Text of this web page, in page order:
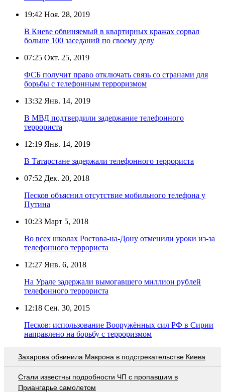
19:42 Ноя. 28, 2019
В Киеве обвиняемый в квартирных кражах сорвал
больше 100 заседаний по своему делу
07:25 Окт. 25, 2019
ФСБ получит право отключать связь со странами для
борьбы с телефонным терроризмом
13:32 Янв. 14, 2019
В МВД подтвердили задержание телефонного
террориста
12:19 Янв. 14, 2019
В Татарстане задержали телефонного террориста
07:52 Дек. 20, 2018
Песков объяснил отсутствие мобильного телефона у
Путина
10:23 Март 5, 2018
Во всех школах Ростова-на-Дону отменили уроки из-за
телефонного террориста
12:27 Янв. 6, 2018
На Урале задержали вымогавшего миллион рублей
телефонного террориста
12:18 Сен. 30, 2015
Песков: использование Вооружённых сил РФ в Сирии
направлено на борьбу с терроризмом
Захарова обвинила Макрона в подстрекательстве Киева
Стали известны подробности ЧП с пропавшим в
Приангарье самолетом